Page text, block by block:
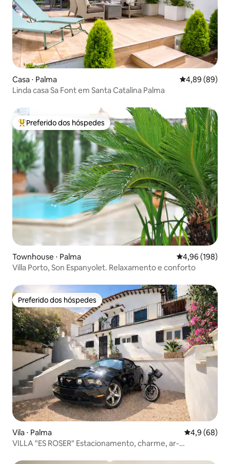
Casa ⋅ Palma 4,89 de uma
4,89 (89)
Linda casa Sa Font em Santa Catalina Palma
Entre os melhores preferidos dos hóspedes
Preferido dos hóspedes
Townhouse ⋅ Palma 4,96 de uma
4,96 (198)
Villa Porto, Son Espanyolet. Relaxamento e conforto
Preferido dos hóspedes
Preferido dos hóspedes
Vila ⋅ Palma 4,9 de uma
4,9 (68)
VILLA "ES ROSER" Estacionamento, charme, ar-